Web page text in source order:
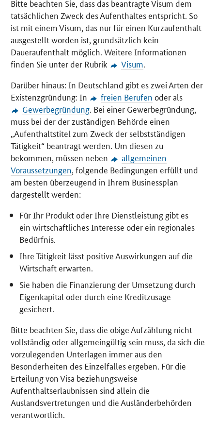
Bitte beachten Sie, dass das beantragte Visum dem
tatsächlichen Zweck des Aufenthaltes entspricht. So
ist mit einem Visum, das nur für einen Kurzaufenthalt
ausgestellt worden ist, grundsätzlich kein
Daueraufenthalt möglich. Weitere Informationen
finden Sie unter der Rubrik
Visum.
Darüber hinaus: In Deutschland gibt es zwei Arten der
Existenzgründung: In
freien Berufen oder als
Gewerbegründung. Bei einer Gewerbegründung,
muss bei der der zuständigen Behörde einen
„Aufenthaltstitel zum Zweck der selbstständigen
Tätigkeit“ beantragt werden. Um diesen zu
bekommen, müssen neben
allgemeinen
Voraussetzungen, folgende Bedingungen erfüllt und
am besten überzeugend in Ihrem Businessplan
dargestellt werden:
Für Ihr Produkt oder Ihre Dienstleistung gibt es
ein wirtschaftliches Interesse oder ein regionales
Bedürfnis.
Ihre Tätigkeit lässt positive Auswirkungen auf die
Wirtschaft erwarten.
Sie haben die Finanzierung der Umsetzung durch
Eigenkapital oder durch eine Kreditzusage
gesichert.
Bitte beachten Sie, dass die obige Aufzählung nicht
vollständig oder allgemeingültig sein muss, da sich die
vorzulegenden Unterlagen immer aus den
Besonderheiten des Einzelfalles ergeben. Für die
Erteilung von Visa beziehungsweise
Aufenthaltserlaubnissen sind allein die
Auslandsvertretungen und die Ausländerbehörden
verantwortlich.